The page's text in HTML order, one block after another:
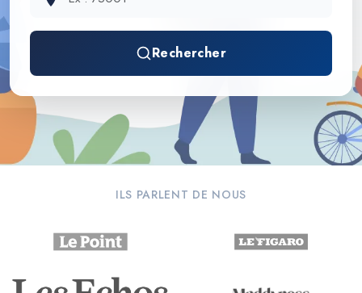
Rechercher
ILS PARLENT DE NOUS